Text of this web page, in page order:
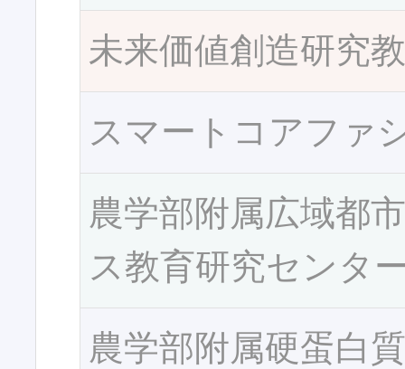
未来価値創造研究
スマートコアファ
農学部附属広域都
ス教育研究センタ
農学部附属硬蛋白